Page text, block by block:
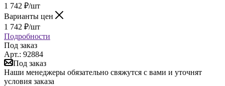
1 742 ₽/шт
Варианты цен
1 742 ₽/шт
Подробности
Под заказ
Арт.: 92884
Под заказ
Наши менеджеры обязательно свяжутся с вами и уточнят
условия заказа